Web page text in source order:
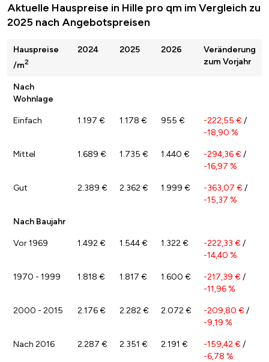
Aktuelle Hauspreise in Hille pro qm im Vergleich zu
2025 nach Angebotspreisen
Hauspreise
/m2
2024 2025 2026
Veränderung
zum Vorjahr
Nach
Wohnlage
Einfach 1.197 € 1.178 € 955 € -222,55 € /
-18,90 %
Mittel 1.689 € 1.735 € 1.440 € -294,36 € /
-16,97 %
Gut 2.389 € 2.362 € 1.999 € -363,07 € /
-15,37 %
Nach Baujahr
Vor 1969 1.492 € 1.544 € 1.322 € -222,33 € /
-14,40 %
1970 - 1999 1.818 € 1.817 € 1.600 € -217,39 € /
-11,96 %
2000 - 2015 2.176 € 2.282 € 2.072 € -209,80 € /
-9,19 %
Nach 2016 2.287 € 2.351 € 2.191 € -159,42 € /
-6,78 %